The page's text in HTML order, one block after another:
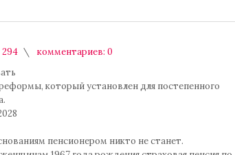
комментариев: 0
который установлен для постепенного
пенсионером никто не станет.